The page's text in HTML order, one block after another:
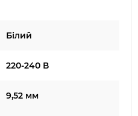
Білий
220-240 В
9,52 мм